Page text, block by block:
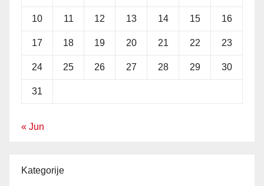
10 11 12 13 14 15 16
17 18 19 20 21 22 23
24 25 26 27 28 29 30
31
« Jun
Kategorije